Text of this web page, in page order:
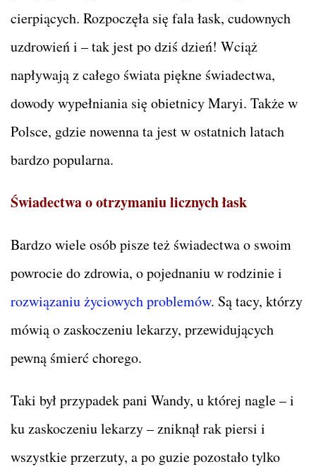
cierpiących. Rozpoczęła się fala łask, cudownych
uzdrowień i – tak jest po dziś dzień! Wciąż
napływają z całego świata piękne świadectwa,
dowody wypełniania się obietnicy Maryi. Także w
Polsce, gdzie nowenna ta jest w ostatnich latach
bardzo popularna.
Świadectwa o otrzymaniu licznych łask
Bardzo wiele osób pisze też świadectwa o swoim
powrocie do zdrowia, o pojednaniu w rodzinie i
rozwiązaniu życiowych problemów. Są tacy, którzy
mówią o zaskoczeniu lekarzy, przewidujących
pewną śmierć chorego.
Taki był przypadek pani Wandy, u której nagle – i
ku zaskoczeniu lekarzy – zniknął rak piersi i
wszystkie przerzuty, a po guzie pozostało tylko